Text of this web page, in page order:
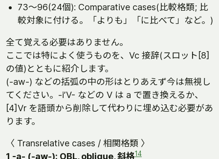
73～96(24個): Comparative cases(比較格類; 比
較対象に付ける。「よりも」「に比べて」など。)
全て覚える必要はありません。
ここでは特によく使うものを、Vc 接辞(スロット[8]
の値)とともに紹介します。
(-aw-) などの括弧の中の形はとりあえず今は無視し
てください。-iʼV- などの V は a で置き換えるか、
[4]Vr を語頭から削除して代わりに埋め込む必要があ
ります。
〈 Transrelative cases / 相関格類 〉
1 -a- (-aw-): OBL, oblique, 斜格14